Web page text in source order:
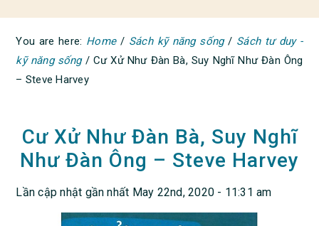
You are here: Home / Sách kỹ năng sống / Sách tư duy -
kỹ năng sống /Cư Xử Như Đàn Bà, Suy Nghĩ Như Đàn Ông
– Steve Harvey
Cư Xử Như Đàn Bà, Suy Nghĩ
Như Đàn Ông – Steve Harvey
Lần cập nhật gần nhất May 22nd, 2020 - 11:31 am